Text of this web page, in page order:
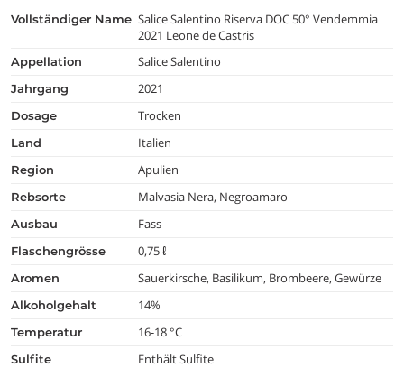
vollständiger Name Salice Salentino Riserva DOC 50° Vendemmia
2021 Leone de Castris
appellation Salice Salentino
jahrgang 2021
dosage Trocken
land Italien
region Apulien
rebsorte Malvasia Nera, Negroamaro
ausbau Fass
flaschengrösse 0,75 ℓ
aromen Sauerkirsche, Basilikum, Brombeere, Gewürze
alkoholgehalt 14%
temperatur 16-18 °C
Sulfite Enthält Sulfite